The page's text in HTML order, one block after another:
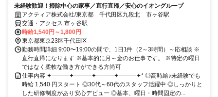
未経験歓迎！掃除中心の家事／直行直帰／安心のイオングループ
アクティア株式会社/東京都 千代田区九段北 市ヶ谷駅
交通・アクセス 市ヶ谷駅
時給1,540円～1,800円
東京都東京23区千代田区
勤務時間詳細 9:00〜19:00の間で、1日1件（2～3時間）～応相談 ※
直行直帰になります ※基本的に月～金のお仕事です。 ※特定の曜日
ではなく柔軟な働き方ができる方尚可
仕事内容 ✦———✦———✦———✦———✦* ◎高時給♪未経験でも
時給 1,540 円スタート ◎30代～60代のスタッフ活躍中 ◎しっかりと
した研修制度があり安心デビュー ◎基本、曜日・時間固定の...